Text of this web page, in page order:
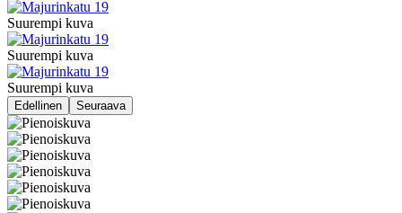
Suurempi kuva
Suurempi kuva
Suurempi kuva
Edellinen Seuraava